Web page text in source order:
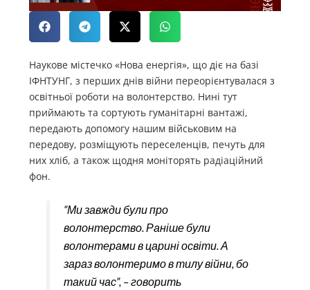
Наукове містечко «Нова енергія», що діє на базі
ІФНТУНГ, з перших днів війни переорієнтувалася з
освітньої роботи на волонтерство. Нині тут
приймають та сортують гуманітарні вантажі,
передають допомогу нашим військовим на
передову, розміщують переселенців, печуть для
них хліб, а також щодня моніторять радіаційний
фон.
“Ми завжди були про
волонтерство. Раніше були
волонтерами в царині освіти. А
зараз волонтеримо в тилу війни, бо
такий час”, – говорить